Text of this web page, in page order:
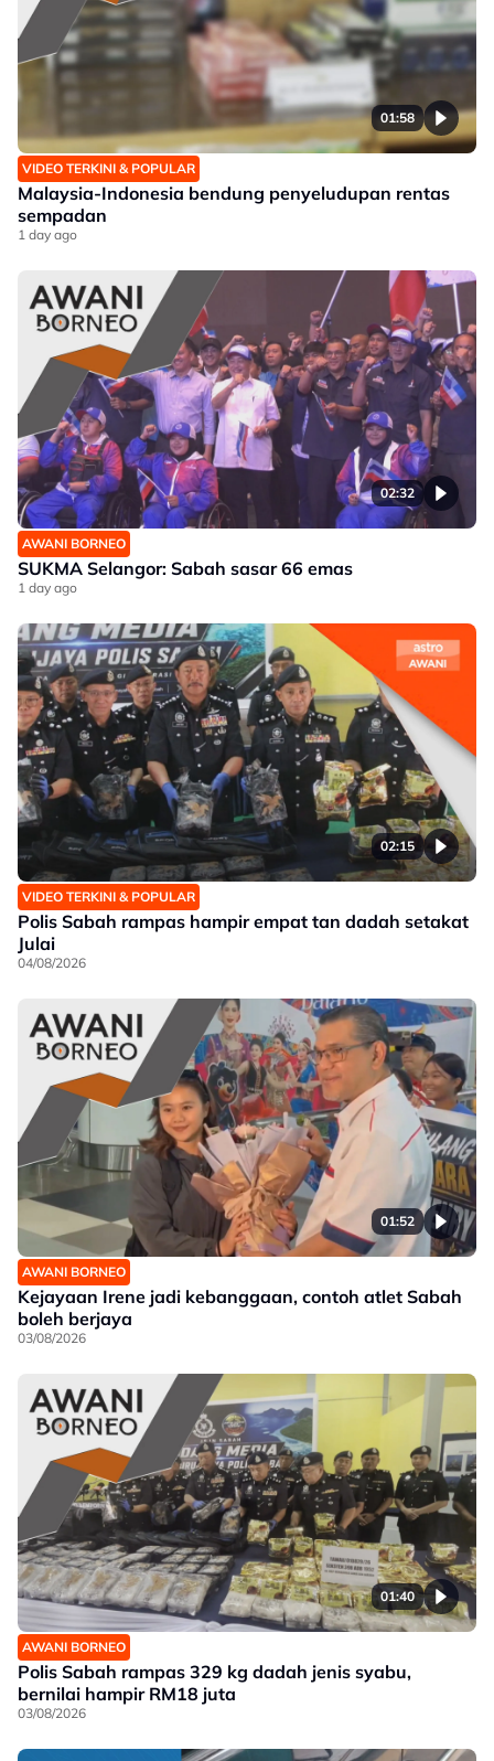
01:58
VIDEO TERKINI & POPULAR
Malaysia-Indonesia bendung penyeludupan rentas
sempadan
1 day ago
02:32
AWANI BORNEO
SUKMA Selangor: Sabah sasar 66 emas
1 day ago
02:15
VIDEO TERKINI & POPULAR
Polis Sabah rampas hampir empat tan dadah setakat
Julai
04/08/2026
01:52
AWANI BORNEO
Kejayaan Irene jadi kebanggaan, contoh atlet Sabah
boleh berjaya
03/08/2026
01:40
AWANI BORNEO
Polis Sabah rampas 329 kg dadah jenis syabu,
bernilai hampir RM18 juta
03/08/2026